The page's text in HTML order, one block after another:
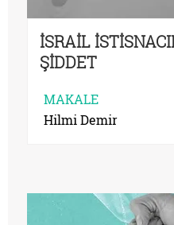
İSRAİL
ŞİDDET
MAKALE
Hilmi Demir